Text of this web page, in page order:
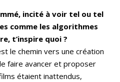
incité à voir tel ou tel
comme les algorithmes
t’inspire quoi ?
le chemin vers une création
faire avancer et proposer
étaient inattendus,